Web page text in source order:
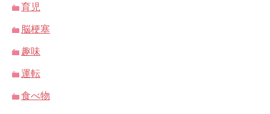
育児
脳梗塞
趣味
運転
食べ物